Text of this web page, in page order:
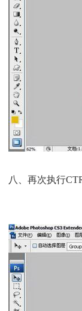
八、再次执行